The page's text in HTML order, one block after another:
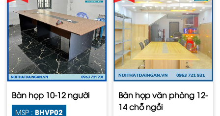
Bàn họp 10-12 người
MSP : BHVP02
Bàn họp văn phòng 12-
14 chỗ ngồi